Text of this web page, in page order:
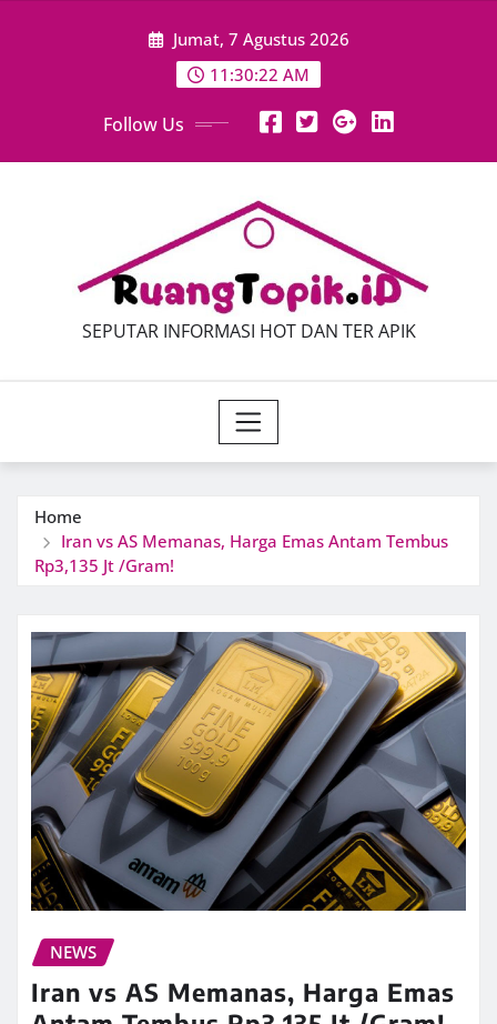
Jumat, 7 Agustus 2026
11:30:23 AM
Follow Us
SEPUTAR INFORMASI HOT DAN TER APIK
Home
Iran vs AS Memanas, Harga Emas Antam Tembus
Rp3,135 Jt /Gram!
NEWS
Iran vs AS Memanas, Harga Emas